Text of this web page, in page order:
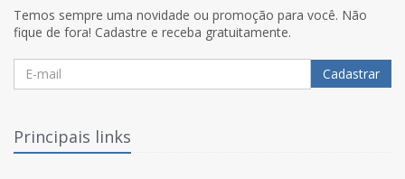
Temos sempre uma novidade ou promoção para você. Não
fique de fora! Cadastre e receba gratuitamente.
Cadastrar
Principais links